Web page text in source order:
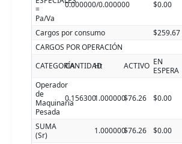
=
Pa/Va
0.000000/0.000000 $0.00
Cargos por consumo $259.67
CARGOS POR OPERACIÓN
CATEGORÍACANTIDAD
Ht ACTIVO EN
ESPERA
Operador
de
Maquinaria
Pesada
0.1563001.000000$76.26 $0.00
SUMA
(Sr)
1.000000$76.26 $0.00